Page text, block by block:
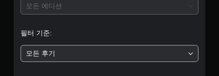
모든 에디션
필터 기준:
모든 후기